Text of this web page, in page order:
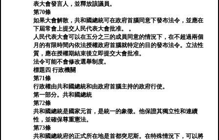
表大會發言人，並釋放該議員。
第70條
如果大會解散，共和國總統可在政府首腦同意下發布法令，並應在
下屆常會上提交人民代表大會批准。 。
人民代表大會可以在五分之三的成員同意的情況下，在不超過兩個
月的有限時間內依法授權政府首腦就特定的目的發布法令。立法性
質，應在授權期結束後立即提交大會批准。
法令可能不會修改選舉制度。
標題四 行政機關
第71條
行政權由共和國總統和由政府首腦主持的政府行使。
第一部分。共和國總統
第72條
共和國總統是國家元首，是統一的象徵。他保證其獨立性和連續
性，並確保尊重憲法。
第73條
共和國總統府的正式所在地是首都突尼斯。在特殊情況下，可以將